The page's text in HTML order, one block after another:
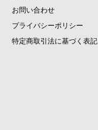
お問い合わせ
プライバシーポリシー
特定商取引法に基づく表記